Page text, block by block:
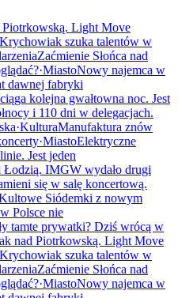
Light Move
Krychowiak szuka talentów w
Zaćmienie Słońca nad
·MiastoNowy najemca w
dawnej fabryki
kolejna gwałtowna noc. Jest
i 110 dni w delegacjach.
·KulturaManufaktura znów
·MiastoElektryczne
Jest jeden
Łodzią. IMGW wydało drugi
się w salę koncertową.
Siódemki z nowym
Polsce nie
tamte prywatki? Dziś wrócą w
nad Piotrkowską. Light Move
Krychowiak szuka talentów w
Zaćmienie Słońca nad
·MiastoNowy najemca w